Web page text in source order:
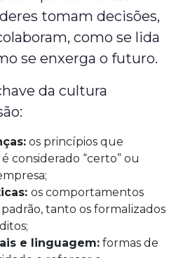
tomam decisões,
como se lida
se enxerga o futuro.
da cultura
os princípios que
considerado “certo” ou
os comportamentos
tanto os formalizados
e linguagem: formas de